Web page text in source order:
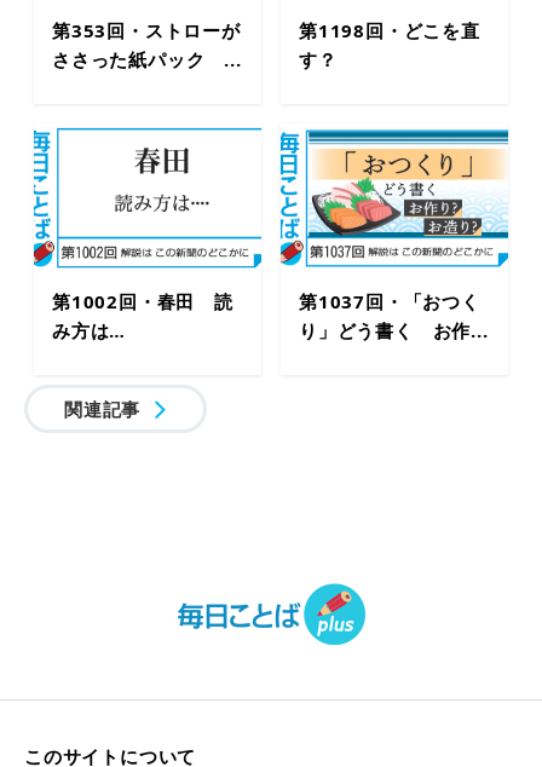
第353回・ストローが
ささった紙パック ...
第1198回・どこを直
す？
第1002回・春田 読
み方は…
第1037回・「おつく
り」どう書く お作...
関連記事
このサイトについて